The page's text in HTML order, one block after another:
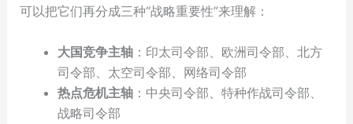
可以把它们再分成三种“战略重要性”来理解：
大国竞争主轴：印太司令部、欧洲司令部、北方
司令部、太空司令部、网络司令部
热点危机主轴：中央司令部、特种作战司令部、
战略司令部